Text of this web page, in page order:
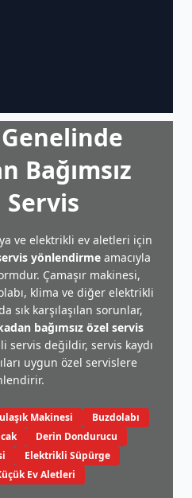
Bağımsız
Servis
ve elektrikli ev aletleri için
yönlendirmeamacıyla
Çamaşır makinesi,
klima ve diğer elektrikli
sık karşılaşılan sorunlar,
bağımsız özel servis
servis değildir, servis kaydı
uygun özel servislere
Makinesi
Buzdolabı
Derin Dondurucu
Elektrikli Süpürge
Ev Aletleri